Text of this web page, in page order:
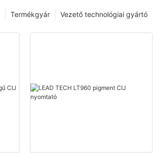
Vezető technológiai gyártó
Termékgyár